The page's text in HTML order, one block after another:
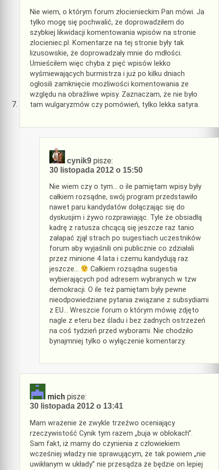
Nie wiem, o którym forum złocienieckim Pan mówi. Ja
tylko mogę się pochwalić, że doprowadziłem do
szybkiej likwidacji komentowania wpisów na stronie
zlocieniec.pl. Komentarze na tej stronie były tak
lizusowskie, że doprowadzały mnie do mdłości.
Umieściłem więc chyba z pięć wpisów lekko
wyśmiewających burmistrza i już po kilku dniach
ogłosili zamknięcie możliwości komentowania ze
względu na obraźliwe wpisy. Zaznaczam, że nie było
tam wulgaryzmów czy pomówień, tylko lekka satyra.
cynik9 pisze:
30 listopada 2012 o 15:50
Nie wiem czy o tym… o ile pamiętam wpisy były
całkiem rozsądne, swój program przedstawiło
nawet paru kandydatów dołączając się do
dyskusjim i żywo rozprawiając. Tyle że obsiadłą
kadrę z ratusza chcącą się jeszcze raz tanio
załapać zjął strach po sugestiach uczestników
forum aby wyjaśnili oni publicznie co zdziałali
przez minione 4 lata i czemu kandydują raz
jeszcze…
Całkiem rozsądna sugestia
wybierających pod adresem wybranych w tzw
demokracji. O ile też pamiętam były pewne
nieodpowiedziane pytania związane z subsydiami
z EU… Wreszcie forum o którym mówię zdjęto
nagle z eteru bez śladu i bez żadnych ostrzeżeń
na coś tydzień przed wyborami. Nie chodziło
bynajmniej tylko o wyłączenie komentarzy.
mich pisze:
30 listopada 2012 o 13:41
Mam wrażenie że zwykle trzeźwo oceniający
rzeczywistość Cynik tym razem „buja w obłokach”.
Sam fakt, iż mamy do czynienia z człowiekiem
wcześniej władzy nie sprawującym, że tak powiem „nie
uwikłanym w układy” nie przesądza że będzie on lepiej